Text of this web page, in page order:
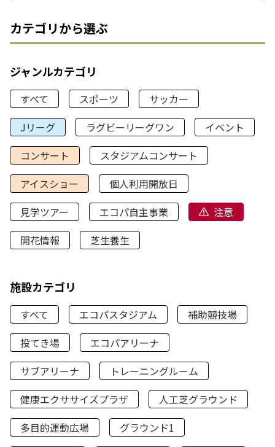
カテゴリから選ぶ
ジャンルカテゴリ
すべて スポーツ
サッカー
Jリーグ
ラグビーリーグワン
イベント
コンサート
スタジアムコンサート
アイスショー
個人利用開放日
見学ツアー
エコパ自主事業
注意
開花情報
芝生養生
施設カテゴリ
すべて エコパスタジアム
補助競技場
投てき場
エコパアリーナ
サブアリーナ
トレーニングルーム
健康エクササイズプラザ
人工芝グラウンド
多目的運動広場
グラウンド1